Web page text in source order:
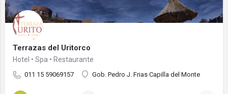
Terrazas del Uritorco
Hotel • Spa • Restaurante
011 15 59069157 Gob. Pedro J. Frias Capilla del Monte